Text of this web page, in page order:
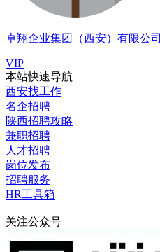
卓翔企业集团（西安）有限公司
VIP
本站快速导航
西安找工作
名企招聘
陕西招聘攻略
兼职招聘
人才招聘
岗位发布
招聘服务
HR工具箱
关注公众号